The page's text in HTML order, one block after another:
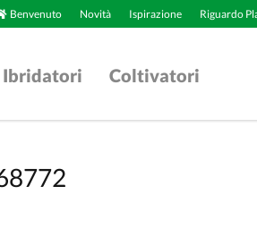
Benvenuto Novità Ispirazione Riguardo
Ibridatori Coltivatori